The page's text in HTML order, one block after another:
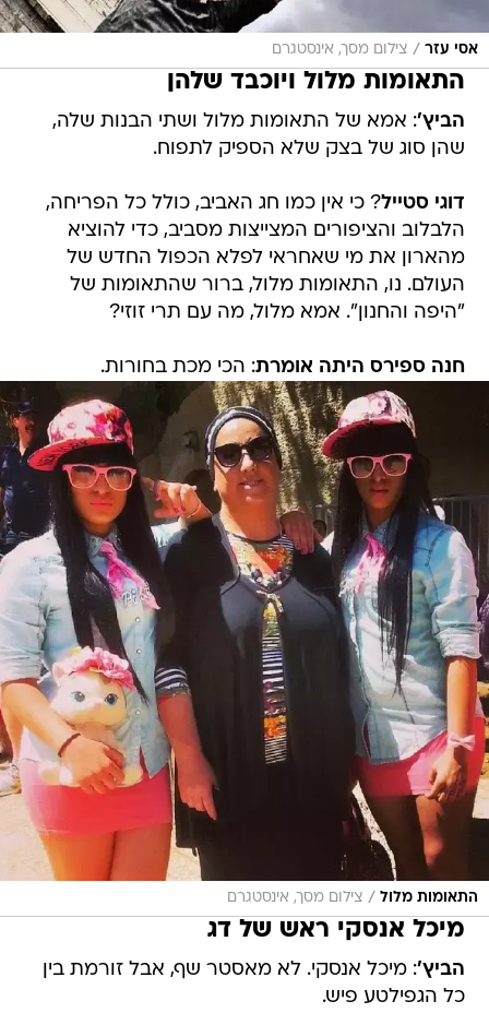
אסי עזר / צילום מסך, אינסטגרם
התאומות מלול ויוכבד שלהן
הביץ': אמא של התאומות מלול ושתי הבנות שלה,
שהן סוג של בצק שלא הספיק לתפוח.
דוגי סטייל? כי אין כמו חג האביב, כולל כל הפריחה,
הלבלוב והציפורים המצייצות מסביב, כדי להוציא
מהארון את מי שאחראי לפלא הכפול החדש של
העולם. נו, התאומות מלול, ברור שהתאומות של
"היפה והחנון". אמא מלול, מה עם תרי זוזי?
חנה ספירס היתה אומרת: הכי מכת בחורות.
התאומות מלול / צילום מסך, אינסטגרם
מיכל אנסקי ראש של דג
הביץ': מיכל אנסקי. לא מאסטר שף, אבל זורמת בין
כל הגפילטע פיש.